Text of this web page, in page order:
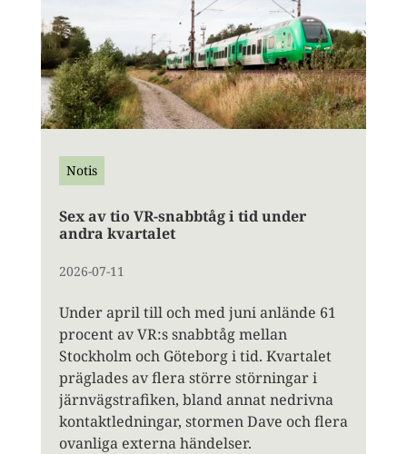
Notis
Sex av tio VR-snabbtåg i tid under
andra kvartalet
2026-07-11
Under april till och med juni anlände 61
procent av VR:s snabbtåg mellan
Stockholm och Göteborg i tid. Kvartalet
präglades av flera större störningar i
järnvägstrafiken, bland annat nedrivna
kontaktledningar, stormen Dave och flera
ovanliga externa händelser.